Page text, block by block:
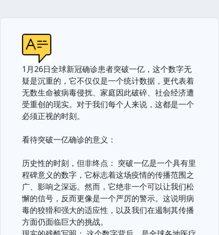
1月26日全球新冠确诊患者突破一亿，这个数字无
疑是沉重的，它不仅仅是一个统计数据，更代表着
无数生命被病毒侵扰、家庭因此破碎、社会经济遭
受重创的现实。对于我们每个人来说，这都是一个
必须正视的时刻。
看待突破一亿确诊的意义：
历史性的时刻，但非终点： 突破一亿是一个具有里
程碑意义的数字，它标志着这场疫情的传播范围之
广、影响之深远。然而，它绝非一个可以让我们松
懈的信号，反而更像是一个严厉的警示。这说明病
毒的狡猾和强大的适应性，以及我们在遏制其传播
方面仍面临巨大的挑战。